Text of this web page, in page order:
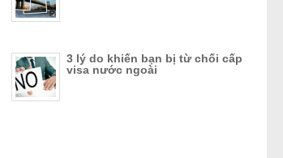
3 lý do khiến bạn bị từ chối cấp
visa nước ngoài